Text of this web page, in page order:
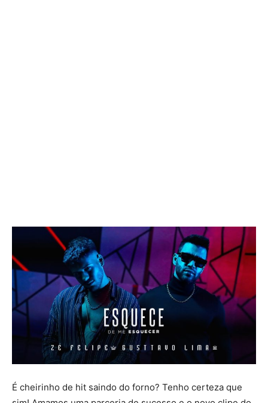
É cheirinho de hit saindo do forno? Tenho certeza que